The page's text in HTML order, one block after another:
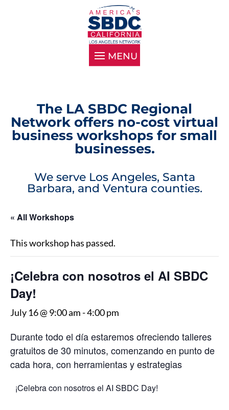
The LA SBDC Regional
Network offers no-cost virtual
business workshops for small
businesses.
We serve Los Angeles, Santa
Barbara, and Ventura counties.
« All Workshops
This workshop has passed.
¡Celebra con nosotros el AI SBDC
Day!
July 16 @ 9:00 am-4:00 pm
Durante todo el día estaremos ofreciendo talleres
gratuitos de 30 minutos, comenzando en punto de
cada hora, con herramientas y estrategias
¡Celebra con nosotros el AI SBDC Day!